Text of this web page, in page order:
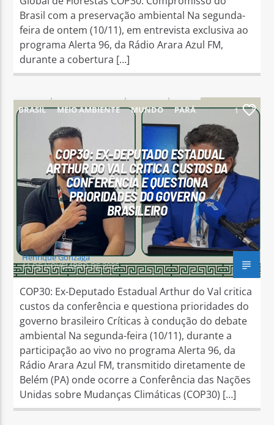
Brasil com a preservação ambiental Na segunda-
feira de ontem (10/11), em entrevista exclusiva ao
programa Alerta 96, da Rádio Arara Azul FM,
durante a cobertura […]
BRASIL MEIO AMBIENTE MUNDO
PARÁ
PARAUAPEBAS
1
COP30: EX-DEPUTADO ESTADUAL
ARTHUR DO VAL CRITICA CUSTOS DA
CONFERÊNCIA E QUESTIONA
PRIORIDADES DO GOVERNO
BRASILEIRO
Henrique Gonzaga
11 DE NOVEMBRO DE 2025
COP30: Ex-Deputado Estadual Arthur do Val critica
custos da conferência e questiona prioridades do
governo brasileiro Críticas à condução do debate
ambiental Na segunda-feira (10/11), durante a
participação ao vivo no programa Alerta 96, da
Rádio Arara Azul FM, transmitido diretamente de
Belém (PA) onde ocorre a Conferência das Nações
Unidas sobre Mudanças Climáticas (COP30) […]